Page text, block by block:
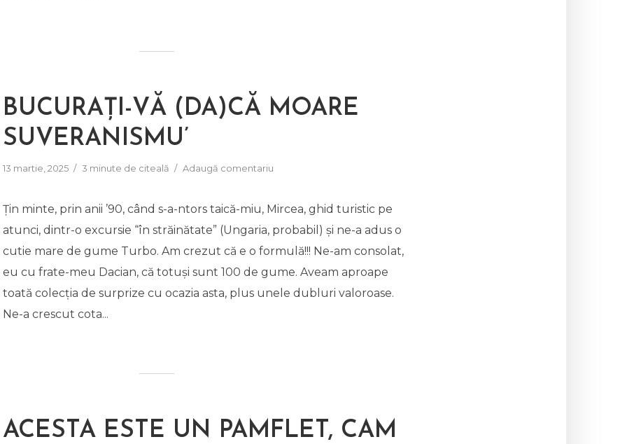
BUCURAȚI-VĂ (DA)CĂ MOARE
SUVERANISMU’
13 martie, 2025 3 minute de citeală Adaugă comentariu
Țin minte, prin anii ’90, când s-a-ntors taică-miu, Mircea, ghid turistic pe
atunci, dintr-o excursie “în străinătate” (Ungaria, probabil) și ne-a adus o
cutie mare de gume Turbo. Am crezut că e o formulă!!! Ne-am consolat,
eu cu frate-meu Dacian, că totuși sunt 100 de gume. Aveam aproape
toată colecția de surprize cu ocazia asta, plus unele dubluri valoroase.
Ne-a crescut cota...
ACESTA ESTE UN PAMFLET, CAM